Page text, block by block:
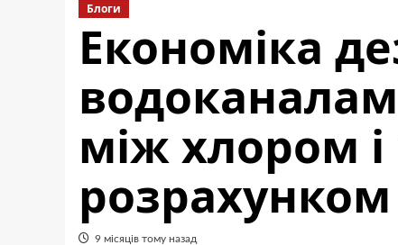
Блоги
Економіка
між хлором
розрахунком
9 місяців тому назад